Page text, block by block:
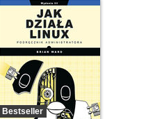
Bestseller